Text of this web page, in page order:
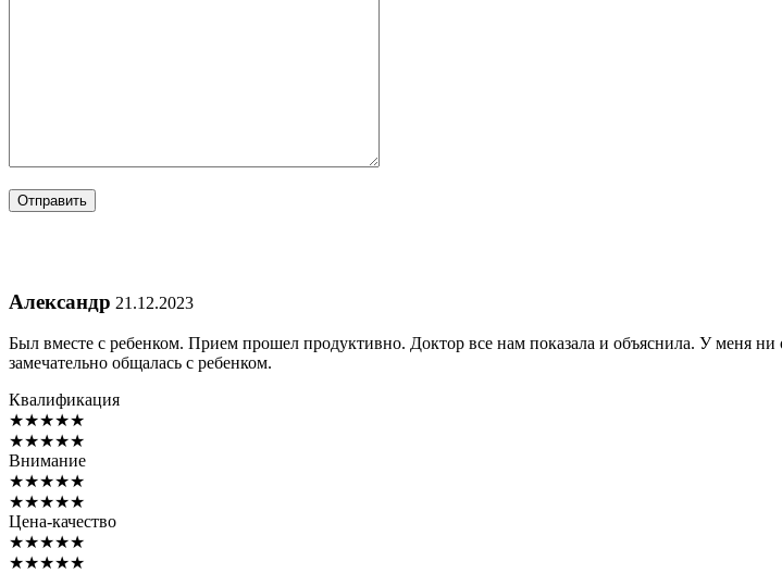
Александр 21.12.2023
Был вместе с ребенком. Прием прошел продуктивно. Доктор все нам показала и объяснила. У меня
замечательно общалась с ребенком.
Квалификация
★★★★★
★★★★★
Внимание
★★★★★
★★★★★
Цена-качество
★★★★★
★★★★★